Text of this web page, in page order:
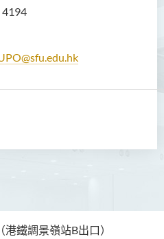
4194
我們
（港鐵調景嶺站B出口）